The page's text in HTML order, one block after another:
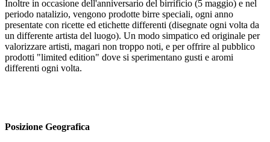
Inoltre in occasione dell'anniversario del birrificio (5 maggio) e nel
periodo natalizio, vengono prodotte birre speciali, ogni anno
presentate con ricette ed etichette differenti (disegnate ogni volta da
un differente artista del luogo). Un modo simpatico ed originale per
valorizzare artisti, magari non troppo noti, e per offrire al pubblico
prodotti "limited edition" dove si sperimentano gusti e aromi
differenti ogni volta.
Posizione Geografica